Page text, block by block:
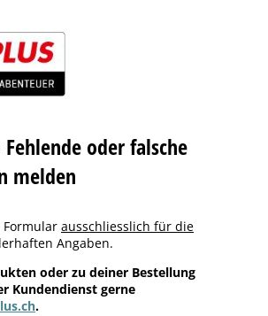
oder falsche
melden
Formular ausschliesslich für die
Angaben.
oder zu deiner Bestellung
Kundendienst gerne
.